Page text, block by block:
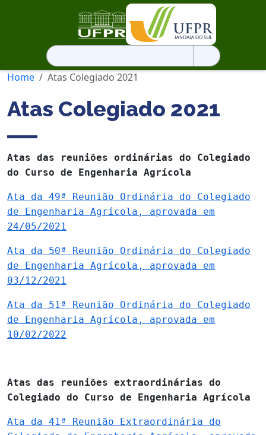
Pesquisar
por:
Home
Atas Colegiado 2021
Atas Colegiado 2021
Atas das reuniões ordinárias do Colegiado
do Curso de Engenharia Agrícola
Ata da 49ª Reunião Ordinária do Colegiado
de Engenharia Agrícola, aprovada em
24/05/2021
Ata da 50ª Reunião Ordinária do Colegiado
de Engenharia Agrícola, aprovada em
03/12/2021
Ata da 51ª Reunião Ordinária do Colegiado
de Engenharia Agrícola, aprovada em
10/02/2022
Atas das reuniões extraordinárias do
Colegiado do Curso de Engenharia Agrícola
Ata da 41ª Reunião Extraordinária do